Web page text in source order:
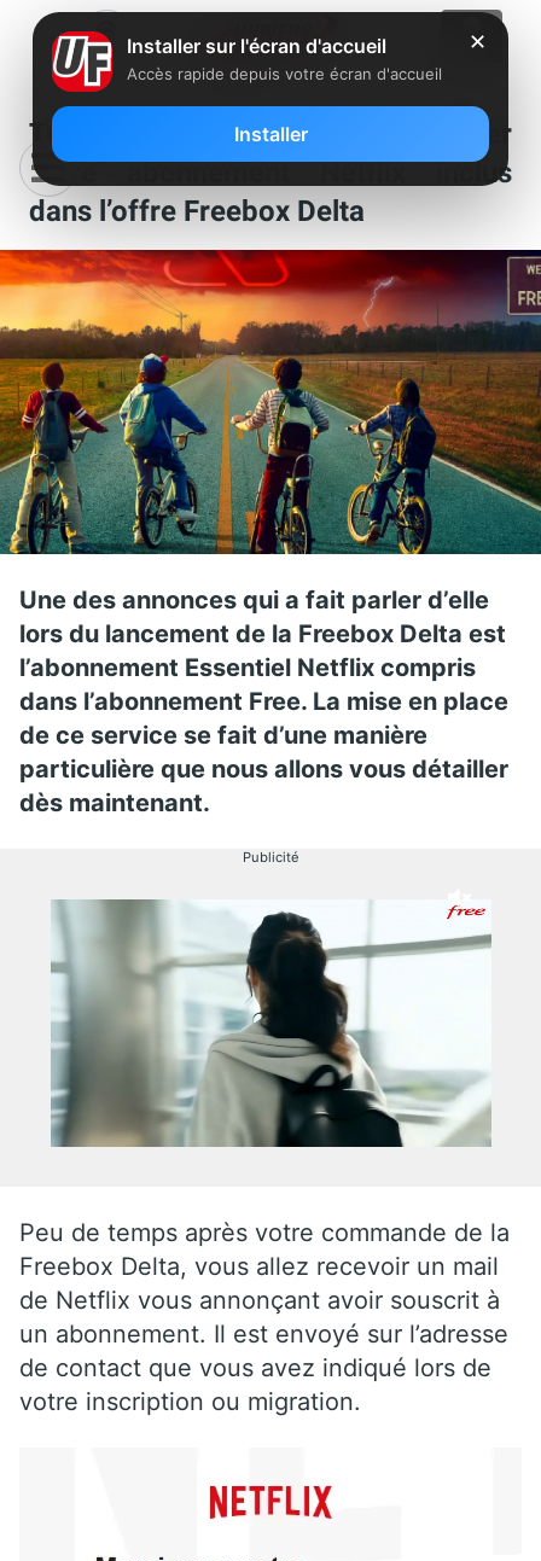
Tuto : Comment activer ou modifier
votre abonnement Netflix inclus
dans l’offre Freebox Delta
Une des annonces qui a fait parler d’elle
lors du lancement de la Freebox Delta est
l’abonnement Essentiel Netflix compris
dans l’abonnement Free. La mise en place
de ce service se fait d’une manière
particulière que nous allons vous détailler
dès maintenant.
Publicité
Peu de temps après votre commande de la
Freebox Delta, vous allez recevoir un mail
de Netflix vous annonçant avoir souscrit à
un abonnement. Il est envoyé sur l’adresse
de contact que vous avez indiqué lors de
votre inscription ou migration.
✕
Installer sur l'écran d'accueil
Accès rapide depuis votre écran d'accueil
Installer